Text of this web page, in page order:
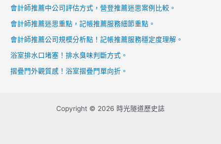
會計師推薦中公司評估方式，營登推薦迷思案例比較。
會計師推薦迷思重點，記帳推薦服務細節重點。
會計師推薦公司規模分析點！記帳推薦服務穩定度理解。
浴室排水口堵塞！排水臭味判斷方式。
摺疊門外觀質感！浴室摺疊門單向折。
Copyright © 2026 時光隧道歷史誌